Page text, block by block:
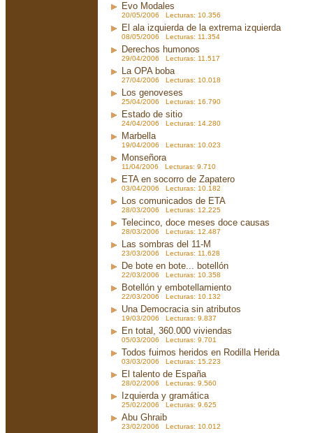
Evo Modales
20/05/2006 Lecturas: 10.356
El ala izquierda de la extrema izquierda
08/05/2006 Lecturas: 11.354
Derechos humonos
29/04/2006 Lecturas: 11.517
La OPA boba
27/04/2006 Lecturas: 10.018
Los genoveses
25/04/2006 Lecturas: 16.790
Estado de sitio
24/04/2006 Lecturas: 14.280
Marbella
19/04/2006 Lecturas: 10.023
Monseñora
11/04/2006 Lecturas: 9.710
ETA en socorro de Zapatero
03/04/2006 Lecturas: 10.182
Los comunicados de ETA
28/03/2006 Lecturas: 12.225
Telecinco, doce meses doce causas
28/03/2006 Lecturas: 12.487
Las sombras del 11-M
23/03/2006 Lecturas: 11.628
De bote en bote... botellón
22/03/2006 Lecturas: 10.358
Botellón y embotellamiento
22/03/2006 Lecturas: 10.132
Una Democracia sin atributos
19/03/2006 Lecturas: 9.837
En total, 360.000 viviendas
05/03/2006 Lecturas: 9.701
Todos fuimos heridos en Rodilla Herida
03/03/2006 Lecturas: 15.223
El talento de España
28/02/2006 Lecturas: 9.560
Izquierda y gramática
25/02/2006 Lecturas: 9.625
Abu Ghraib
23/02/2006 Lecturas: 10.012